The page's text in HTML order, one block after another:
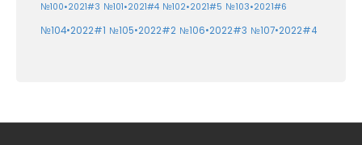
№100•2021#3 №101•2021#4 №102•2021#5 №103•2021#6
№104•2022#1 №105•2022#2 №106•2022#3 №107•2022#4